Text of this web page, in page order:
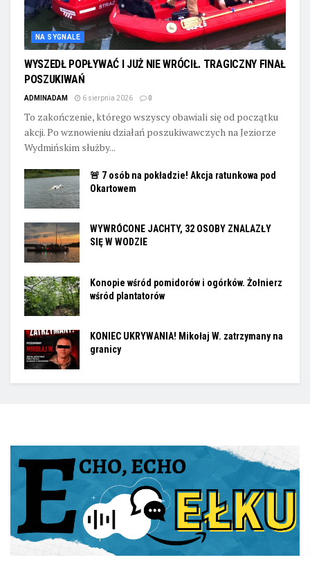
NA SYGNALE
WYSZEDŁ POPŁYWAĆ I JUŻ NIE WRÓCIŁ. TRAGICZNY FINAŁ
POSZUKIWAŃ
ADMINADAM 6 sierpnia 2026 0
To zakończenie, którego wszyscy obawiali się od początku
akcji. Po wznowieniu działań poszukiwawczych na Jeziorze
Wydmińskim służby...
🚨 7 osób na pokładzie! Akcja ratunkowa pod
Okartowem
WYWRÓCONE JACHTY, 32 OSOBY ZNALAZŁY
SIĘ W WODZIE
Konopie wśród pomidorów i ogórków. Żołnierz
wśród plantatorów
KONIEC UKRYWANIA! Mikołaj W. zatrzymany na
granicy